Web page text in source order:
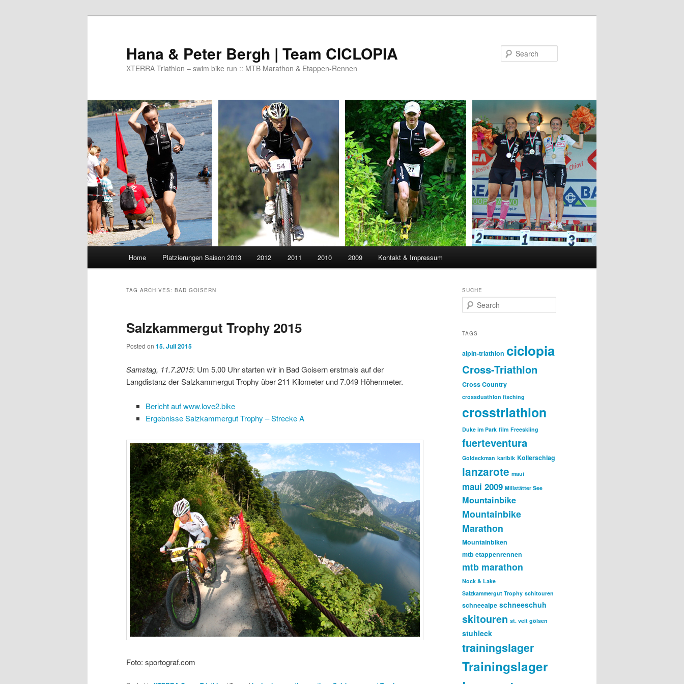
Hana & Peter Bergh | Team CICLOPIA
XTERRA Triathlon – swim bike run :: MTB Marathon & Etappen-Rennen
Home Platzierungen Saison 2013 2012 2011 2010 2009 Kontakt & Impressum
TAG ARCHIVES: BAD GOISERN
Salzkammergut Trophy 2015
Posted on 15. Juli 2015
Samstag, 11.7.2015: Um 5.00 Uhr starten wir in Bad Goisern erstmals auf der
Langdistanz der Salzkammergut Trophy über 211 Kilometer und 7.049 Höhenmeter.
Bericht auf www.love2.bike
Ergebnisse Salzkammergut Trophy – Strecke A
Foto: sportograf.com
SUCHE
e
r
h
TAGS
alpin-triathlon ciclopia
Cross-Triathlon
Cross Country
crossduathlon fisching
crosstriathlon
Duke im Park film Freeskiing
fuerteventura
Goldeckman karibik Kollerschlag
lanzarote maui
maui 2009 Millstätter See
Mountainbike
Mountainbike
Marathon
Mountainbiken
mtb etappenrennen
mtb marathon
Nock & Lake
Salzkammergut Trophy schitouren
schneealpe schneeschuh
skitouren st. veit gölsen
stuhleck
trainingslager
Trainingslager